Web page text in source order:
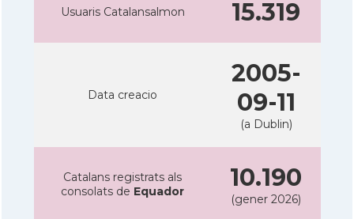
Usuaris Catalansalmon 15.319
Data creacio
2005-
09-11
(a Dublin)
Catalans registrats als
consolats de Equador 10.190
(gener 2026)